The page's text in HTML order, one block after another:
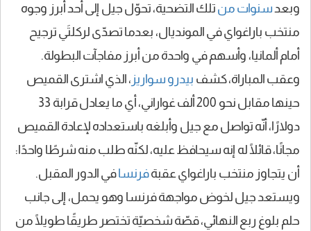
وبعد سنوات من تلك التضحية، تحوّل جيل إلى أحد أبرز وجوه
منتخب باراغواي في المونديال، بعدما تصدّى لركلتَي ترجيح
أمام ألمانيا، وأسهم في واحدة من أبرز مفاجآت البطولة.
وعقب المباراة، كشف بيدرو سواريز ، الذي اشترى القميص
حينها مقابل نحو 200 ألف غواراني، أي ما يعادل قرابة 33
دولارًا، أنّه تواصل مع جيل وأبلغه باستعداده لإعادة القميص
مجانًا، قائلًا له إنه سيحافظ عليه، لكنّه طلب منه شرطًا واحدًا:
أن يتجاوز منتخب باراغواي عقبةفرنسافي الدور المقبل.
ويستعد جيل لخوض مواجهة فرنسا وهو يحمل، إلى جانب
حلم بلوغ ربع النهائي، قصّة شخصيّة تختصر طريقًا طويلًا من